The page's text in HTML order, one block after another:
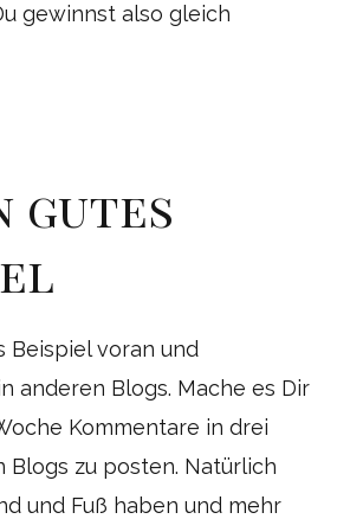
gewinnst also gleich
gutes
Beispiel voran und
anderen Blogs. Mache es Dir
Kommentare in drei
Blogs zu posten. Natürlich
und Fuß haben und mehr